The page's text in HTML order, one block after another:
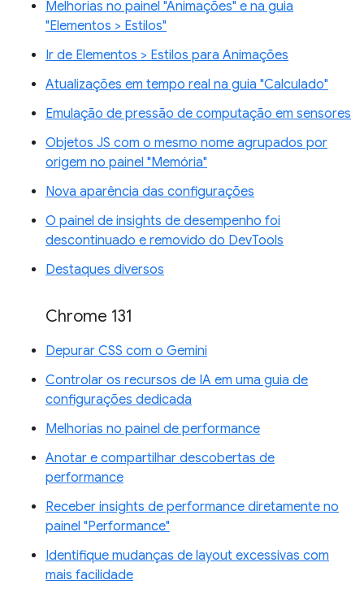
Melhorias no painel "Animações" e na guia
"Elementos > Estilos"
Ir de Elementos > Estilos para Animações
Atualizações em tempo real na guia "Calculado"
Emulação de pressão de computação em sensores
Objetos JS com o mesmo nome agrupados por
origem no painel "Memória"
Nova aparência das configurações
O painel de insights de desempenho foi
descontinuado e removido do DevTools
Destaques diversos
Chrome 131
Depurar CSS com o Gemini
Controlar os recursos de IA em uma guia de
configurações dedicada
Melhorias no painel de performance
Anotar e compartilhar descobertas de
performance
Receber insights de performance diretamente no
painel "Performance"
Identifique mudanças de layout excessivas com
mais facilidade